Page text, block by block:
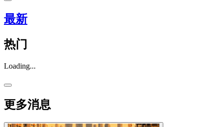
最新
热门
Loading...
更多消息